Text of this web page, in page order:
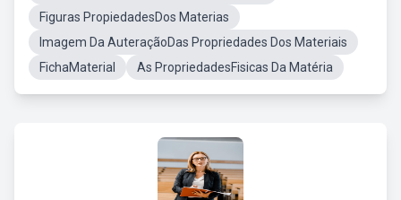
Figuras PropiedadesDos Materias
Imagem Da AuteraçãoDas Propriedades Dos Materiais
FichaMaterial
As PropriedadesFisicas Da Matéria